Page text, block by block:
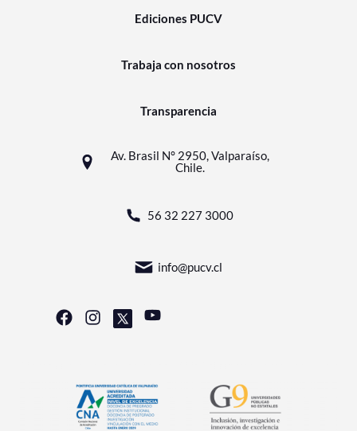
Ediciones PUCV
Trabaja con nosotros
Transparencia
Av. Brasil N° 2950, Valparaíso,
Chile.
56 32 227 3000
info@pucv.cl